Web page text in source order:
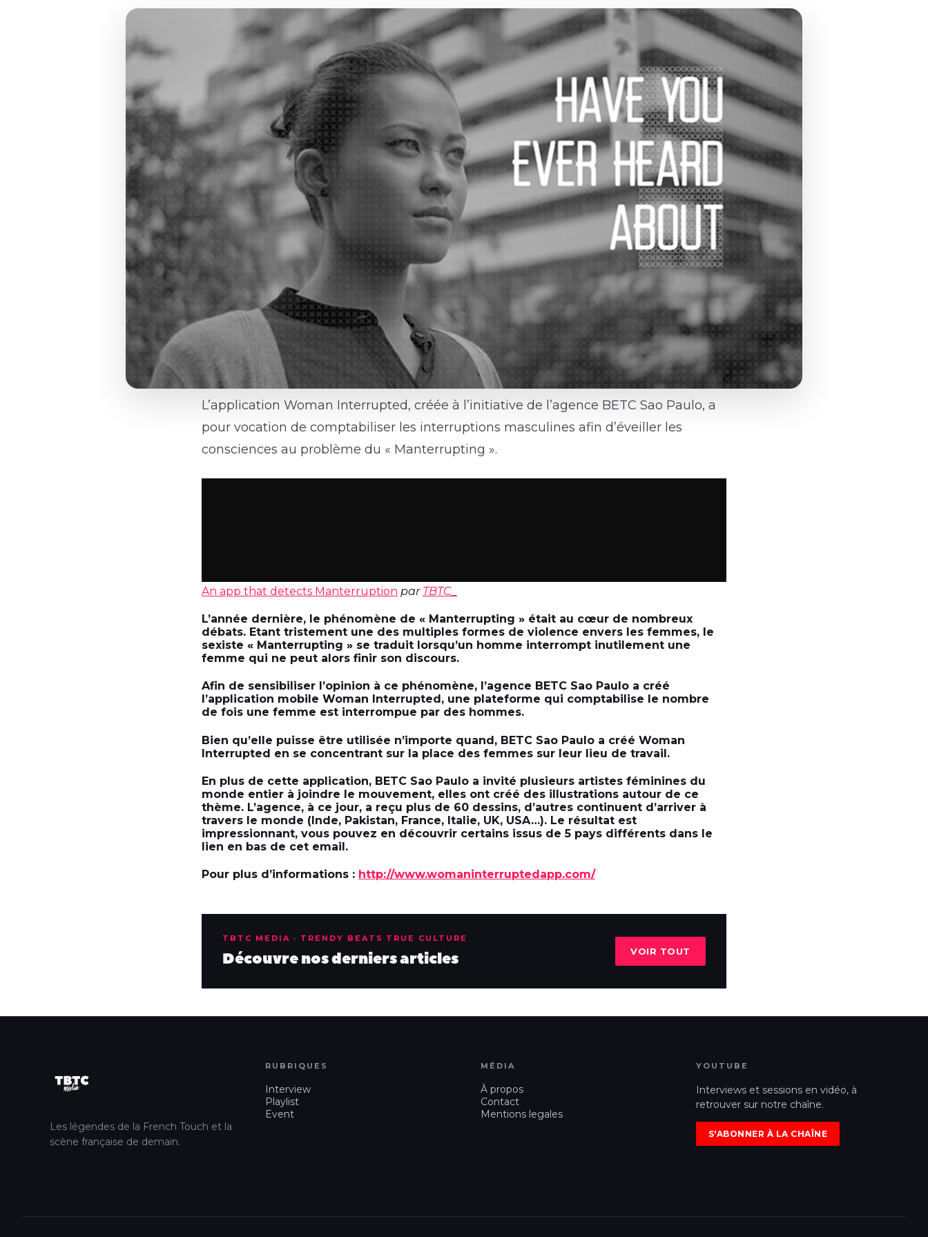
L’application Woman Interrupted, créée à l’initiative de l’agence BETC Sao Paulo, a
pour vocation de comptabiliser les interruptions masculines afin d’éveiller les
consciences au problème du « Manterrupting ».
An app that detects Manterruption par TBTC_
L’année dernière, le phénomène de « Manterrupting » était au cœur de nombreux
débats. Etant tristement une des multiples formes de violence envers les femmes, le
sexiste « Manterrupting » se traduit lorsqu’un homme interrompt inutilement une
femme qui ne peut alors finir son discours.
Afin de sensibiliser l’opinion à ce phénomène, l’agence BETC Sao Paulo a créé
l’application mobile Woman Interrupted, une plateforme qui comptabilise le nombre
de fois une femme est interrompue par des hommes.
Bien qu’elle puisse être utilisée n’importe quand, BETC Sao Paulo a créé Woman
Interrupted en se concentrant sur la place des femmes sur leur lieu de travail.
En plus de cette application, BETC Sao Paulo a invité plusieurs artistes féminines du
monde entier à joindre le mouvement, elles ont créé des illustrations autour de ce
thème. L’agence, à ce jour, a reçu plus de 60 dessins, d’autres continuent d’arriver à
travers le monde (Inde, Pakistan, France, Italie, UK, USA…). Le résultat est
impressionnant, vous pouvez en découvrir certains issus de 5 pays différents dans le
lien en bas de cet email.
Pour plus d’informations : http://www.womaninterruptedapp.com/
TBTC MEDIA · TRENDY BEATS TRUE CULTURE
Découvre nos derniers articles VOIR TOUT
Les légendes de la French Touch et la
scène française de demain.
RUBRIQUES
Interview
Playlist
Event
MÉDIA
À propos
Contact
Mentions legales
YOUTUBE
Interviews et sessions en vidéo, à
retrouver sur notre chaîne.
S'ABONNER À LA CHAÎNE